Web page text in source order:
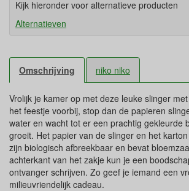
Kijk hieronder voor alternatieve producten
Alternatieven
Omschrijving niko niko
Vrolijk je kamer op met deze leuke slinger
het feestje voorbij, stop dan de papieren
water en wacht tot er een prachtig gekleurde
groeit. Het papier van de slinger en het
zijn biologisch afbreekbaar en bevat
achterkant van het zakje kun je een
ontvanger schrijven. Zo geef je iemand een
milieuvriendelijk cadeau.